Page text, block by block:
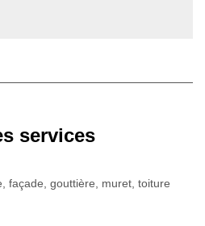
services
façade, gouttière, muret, toiture